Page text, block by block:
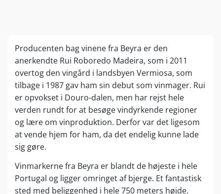
Producenten bag vinene fra Beyra er den
anerkendte Rui Roboredo Madeira, som i 2011
overtog den vingård i landsbyen Vermiosa, som
tilbage i 1987 gav ham sin debut som vinmager. Rui
er opvokset i Douro-dalen, men har rejst hele
verden rundt for at besøge vindyrkende regioner
og lære om vinproduktion. Derfor var det ligesom
at vende hjem for ham, da det endelig kunne lade
sig gøre.
Vinmarkerne fra Beyra er blandt de højeste i hele
Portugal og ligger omringet af bjerge. Et fantastisk
sted med beliggenhed i hele 750 meters højde.